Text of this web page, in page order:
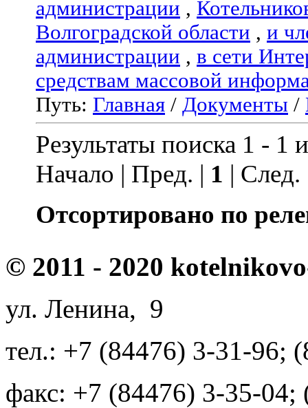
администрации ,
Волгоградской области , и
администрации , в сети
средствам массовой
Путь: Главная / Документы /
Результаты поиска 1 - 1
Начало | Пред. | 1 |
Отсортировано по
© 2011 - 2020
ул. Ленина, 9
тел.: +7 (84476) 3-31-96;
факс: +7 (84476) 3-35-04;